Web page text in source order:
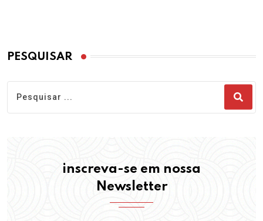
PESQUISAR
inscreva-se em nossa
Newsletter